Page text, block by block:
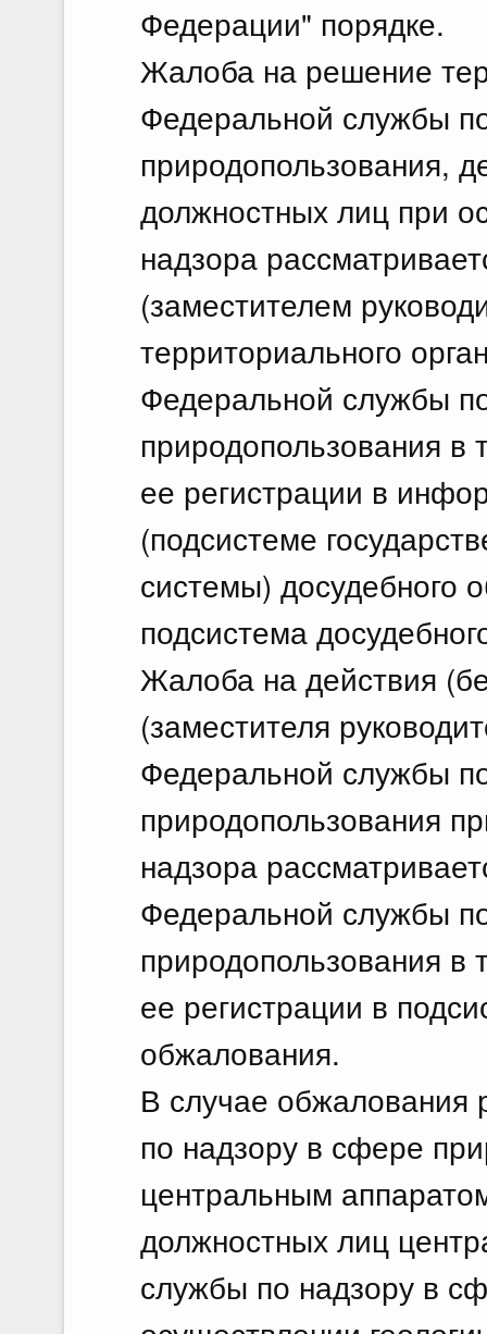
Федерации" порядке.
Жалоба на решение
Федеральной службы
природопользования,
должностных лиц при
надзора
(заместителем
территориального
Федеральной службы
природопользования в
ее регистрации в
(подсистеме
системы) досудебного
подсистема
Жалоба на действия
(заместителя
Федеральной службы
природопользования
надзора
Федеральной службы
природопользования в
ее регистрации в
обжалования.
В случае
по надзору в сфере
центральным
должностных лиц
службы по надзору в